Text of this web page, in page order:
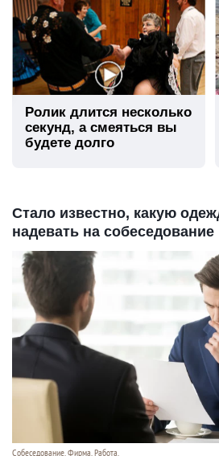
Ролик длится несколько
секунд, а смеяться вы
будете долго
Стало известно, какую
надевать на собеседование
Собеседование. Фирма. Работа.